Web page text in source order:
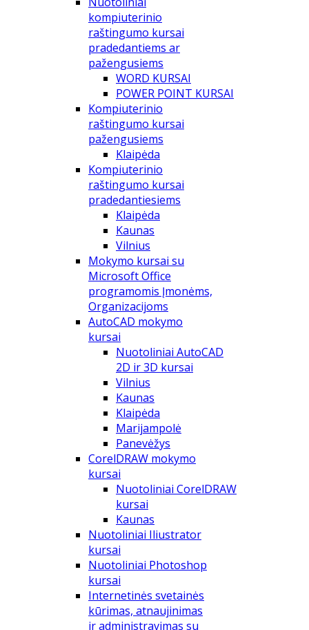
kompiuterinio
raštingumo kursai
pradedantiems ar
pažengusiems
WORD KURSAI
POWER POINT KURSAI
Kompiuterinio
raštingumo kursai
pažengusiems
Klaipėda
Kompiuterinio
raštingumo kursai
pradedantiesiems
Klaipėda
Kaunas
Vilnius
Mokymo kursai su
Microsoft Office
programomis Įmonėms,
Organizacijoms
AutoCAD mokymo
kursai
Nuotoliniai AutoCAD
2D ir 3D kursai
Vilnius
Kaunas
Klaipėda
Marijampolė
Panevėžys
CorelDRAW mokymo
kursai
Nuotoliniai CorelDRAW
kursai
Kaunas
Nuotoliniai Iliustrator
kursai
Nuotoliniai Photoshop
kursai
Internetinės svetainės
kūrimas, atnaujinimas
ir administravimas su